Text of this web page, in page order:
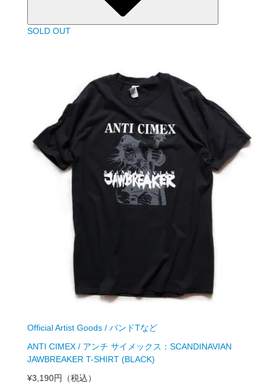
SOLD OUT
Official Artist Goods / バンドTなど
ANTI CIMEX / アンチ サイメックス：SCANDINAVIAN
JAWBREAKER T-SHIRT (BLACK)
¥3,190円
（税込）